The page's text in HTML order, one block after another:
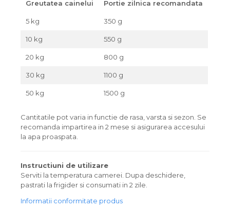
Greutatea cainelui
Portie zilnica recomandata
5 kg 350 g
10 kg 550 g
20 kg 800 g
30 kg 1100 g
50 kg 1500 g
Cantitatile pot varia in functie de rasa, varsta si sezon. Se
recomanda impartirea in 2 mese si asigurarea accesului
la apa proaspata.
Instructiuni de utilizare
Serviti la temperatura camerei. Dupa deschidere,
pastrati la frigider si consumati in 2 zile.
Informatii conformitate produs